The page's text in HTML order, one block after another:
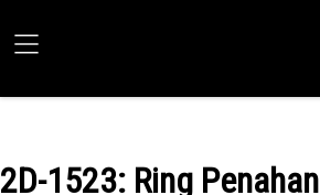
2D-1523: Ring Penahan